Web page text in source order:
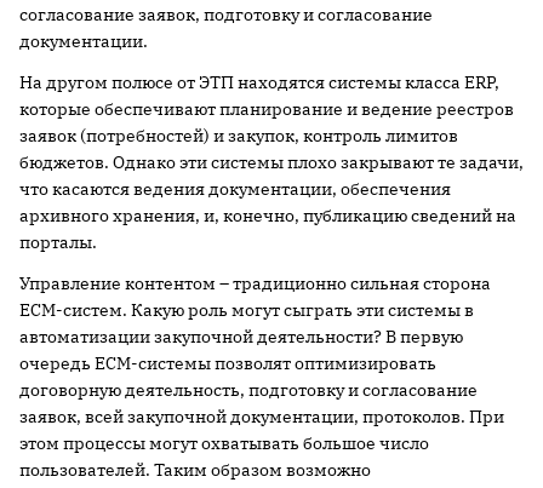
согласование заявок, подготовку и согласование
документации.
На другом полюсе от ЭТП находятся системы класса ERP,
которые обеспечивают планирование и ведение реестров
заявок (потребностей) и закупок, контроль лимитов
бюджетов. Однако эти системы плохо закрывают те задачи,
что касаются ведения документации, обеспечения
архивного хранения, и, конечно, публикацию сведений на
порталы.
Управление контентом – традиционно сильная сторона
ECM-систем. Какую роль могут сыграть эти системы в
автоматизации закупочной деятельности? В первую
очередь ECM-системы позволят оптимизировать
договорную деятельность, подготовку и согласование
заявок, всей закупочной документации, протоколов. При
этом процессы могут охватывать большое число
пользователей. Таким образом возможно